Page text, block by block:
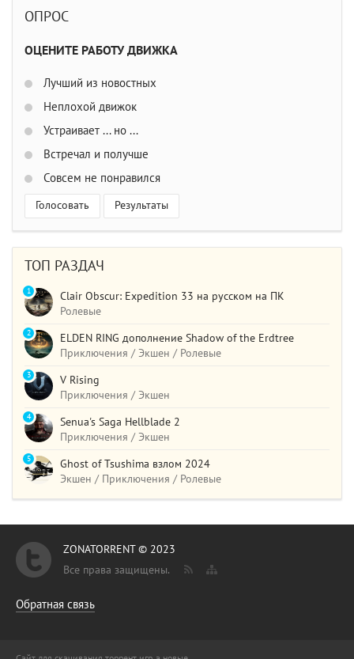
ОПРОС
ОЦЕНИТЕ РАБОТУ ДВИЖКА
Лучший из новостных
Неплохой движок
Устраивает ... но ...
Встречал и получше
Совсем не понравился
Голосовать Результаты
ТОП РАЗДАЧ
Clair Obscur: Expedition 33 на русском на ПК
Ролевые
1
ELDEN RING дополнение Shadow of the Erdtree
Приключения / Экшен / Ролевые
2
V Rising
Приключения / Экшен
3
Senua's Saga Hellblade 2
Приключения / Экшен
4
Ghost of Tsushima взлом 2024
Экшен / Приключения / Ролевые
5
ZONATORRENT © 2023
Все права защищены.
Обратная связь